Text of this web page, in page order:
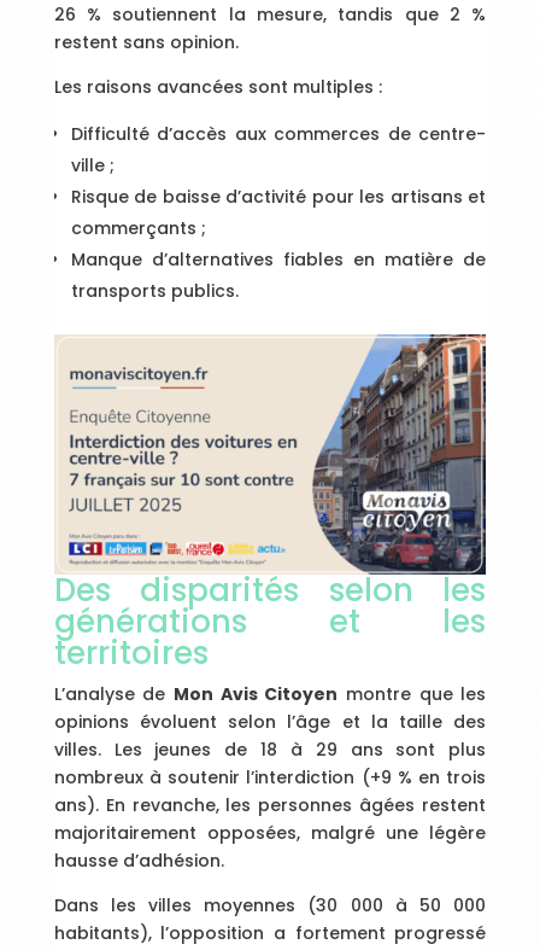
26 % soutiennent la mesure, tandis que 2 %
restent sans opinion.
Les raisons avancées sont multiples :
Difficulté d’accès aux commerces de centre-
ville ;
Risque de baisse d’activité pour les artisans et
commerçants ;
Manque d’alternatives fiables en matière de
transports publics.
Des disparités selon les
générations et les
territoires
L’analyse de Mon Avis Citoyen montre que les
opinions évoluent selon l’âge et la taille des
villes. Les jeunes de 18 à 29 ans sont plus
nombreux à soutenir l’interdiction (+9 % en trois
ans). En revanche, les personnes âgées restent
majoritairement opposées, malgré une légère
hausse d’adhésion.
Dans les villes moyennes (30 000 à 50 000
habitants), l’opposition a fortement progressé